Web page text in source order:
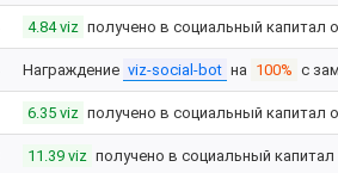
4.84 viz получено в социальный капитал
Награждение viz-social-bot на 100% с
6.35 viz получено в социальный капитал
11.39 viz получено в социальный